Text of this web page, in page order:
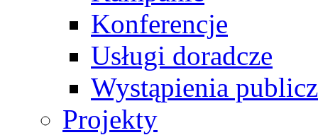
Konferencje
Usługi doradcze
Wystąpienia
Projekty